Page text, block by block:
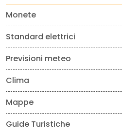
Monete
Standard elettrici
Previsioni meteo
Clima
Mappe
Guide Turistiche